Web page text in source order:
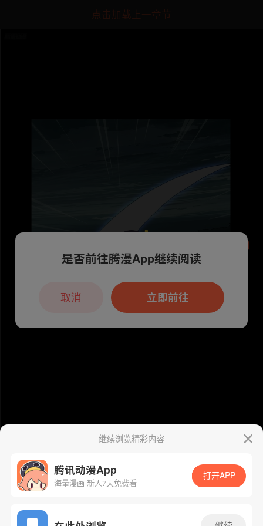
点击加载上一章节
App免费看
继续浏览精彩内容
腾讯动漫App
海量漫画 新人7天免费看
打开APP
本章节仅支持App阅读，可打开App新用
户7天免费看
是否前往腾漫App继续阅读
立即前往
取消